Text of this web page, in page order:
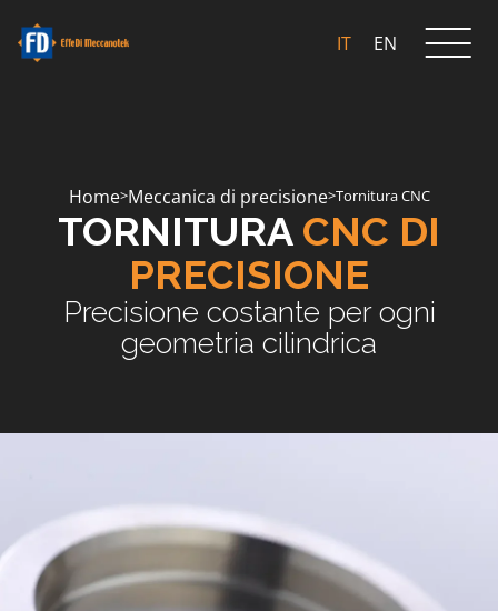
IT EN
Home>Meccanica di precisione>Tornitura CNC
TORNITURA CNC DI
PRECISIONE
Precisione costante per ogni
geometria cilindrica